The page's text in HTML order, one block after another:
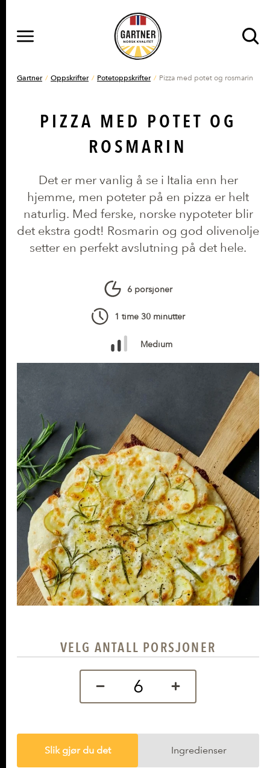
DU ER HER
Gartner Oppskrifter Potetoppskrifter Pizza med potet og rosmarin
PIZZA MED POTET OG
ROSMARIN
Det er mer vanlig å se i Italia enn her
hjemme, men poteter på en pizza er helt
naturlig. Med ferske, norske nypoteter blir
det ekstra godt! Rosmarin og god olivenolje
setter en perfekt avslutning på det hele.
6 porsjoner
1 time 30 minutter
Medium
VELG ANTALL PORSJONER
Slik gjør du det Ingredienser